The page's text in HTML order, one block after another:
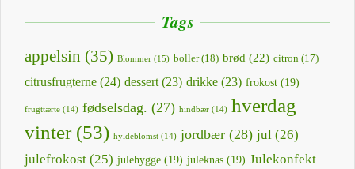
Tags
appelsin (35) Blommer (15) boller(18) brød (22) citron (17)
citrusfrugterne (24) dessert(23) drikke (23) frokost (19)
frugttærte (14) fødselsdag. (27) hindbær (14) hverdag
vinter(53) hyldeblomst (14) jordbær (28) jul (26)
julefrokost (25) julehygge (19) juleknas (19) Julekonfekt